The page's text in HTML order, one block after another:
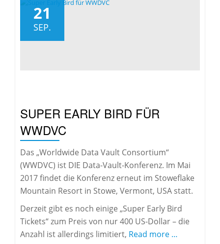
21
SEP.
SUPER EARLY BIRD FÜR
WWDVC
Das „Worldwide Data Vault Consortium“
(WWDVC) ist DIE Data-Vault-Konferenz. Im Mai
2017 findet die Konferenz erneut im Stoweflake
Mountain Resort in Stowe, Vermont, USA statt.
Derzeit gibt es noch einige „Super Early Bird
Tickets“ zum Preis von nur 400 US-Dollar – die
Anzahl ist allerdings limitiert, Read more about
…